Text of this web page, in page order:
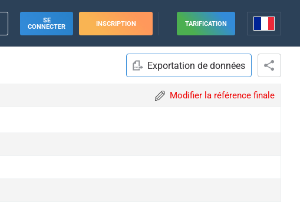
SE
CONNECTER
INSCRIPTION TARIFICATION
Exportation de données
Modifier la référence finale